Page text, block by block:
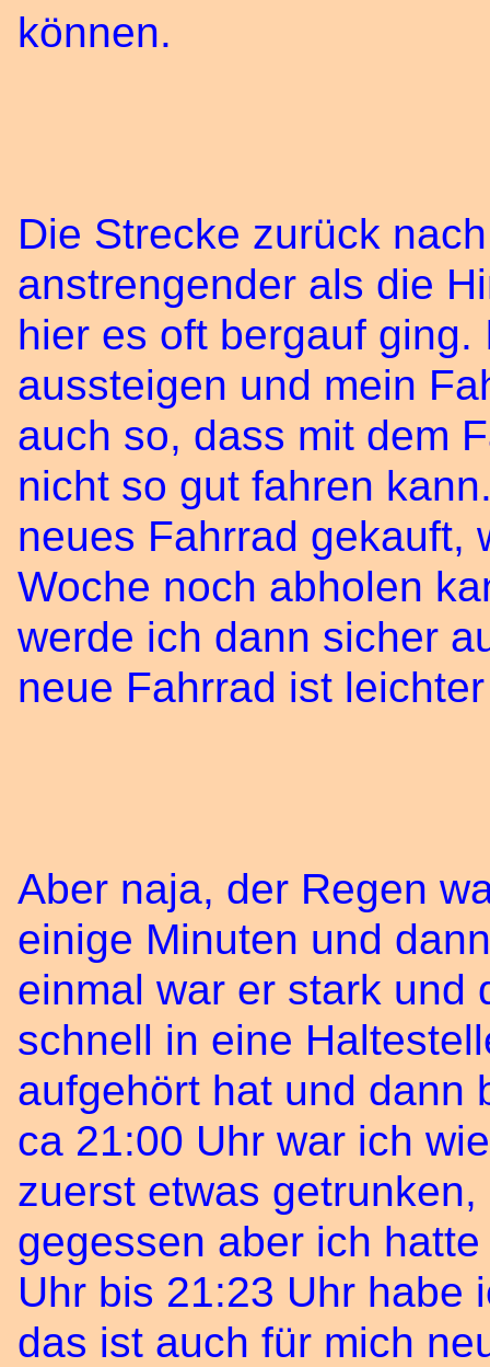
können.
Die Strecke zurück
anstrengender als die
hier es oft bergauf
aussteigen und mein
auch so, dass mit dem
nicht so gut fahren
neues Fahrrad gekauft,
Woche noch abholen
werde ich dann sicher
neue Fahrrad ist
Aber naja, der Regen
einige Minuten und
einmal war er stark und
schnell in eine
aufgehört hat und dann
ca 21:00 Uhr war ich
zuerst etwas
gegessen aber ich
Uhr bis 21:23 Uhr habe
das ist auch für mich